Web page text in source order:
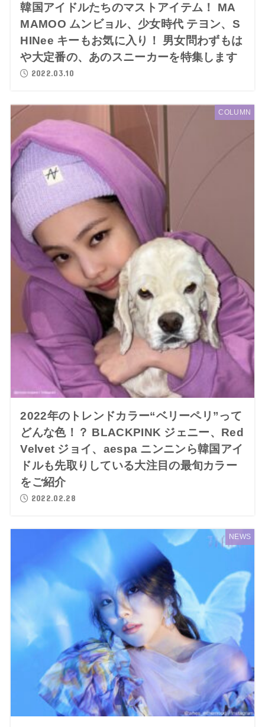
韓国アイドルたちのマストアイテム！ MA
MAMOO ムンビョル、少女時代 テヨン、S
HINee キーもお気に入り！ 男女問わずもは
や大定番の、あのスニーカーを特集します
2022.03.10
COLUMN
2022年のトレンドカラー“ベリーペリ”って
どんな色！？ BLACKPINK ジェニー、Red
Velvet ジョイ、aespa ニンニンら韓国アイ
ドルも先取りしている大注目の最旬カラー
をご紹介
2022.02.28
NEWS